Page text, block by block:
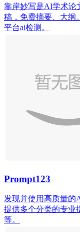
靠岸妙写是AI学术论
稿，免费摘要、大纲
平台ai检测。
Prompt123
发现并使用高质量的
提供多个分类的专业
等。